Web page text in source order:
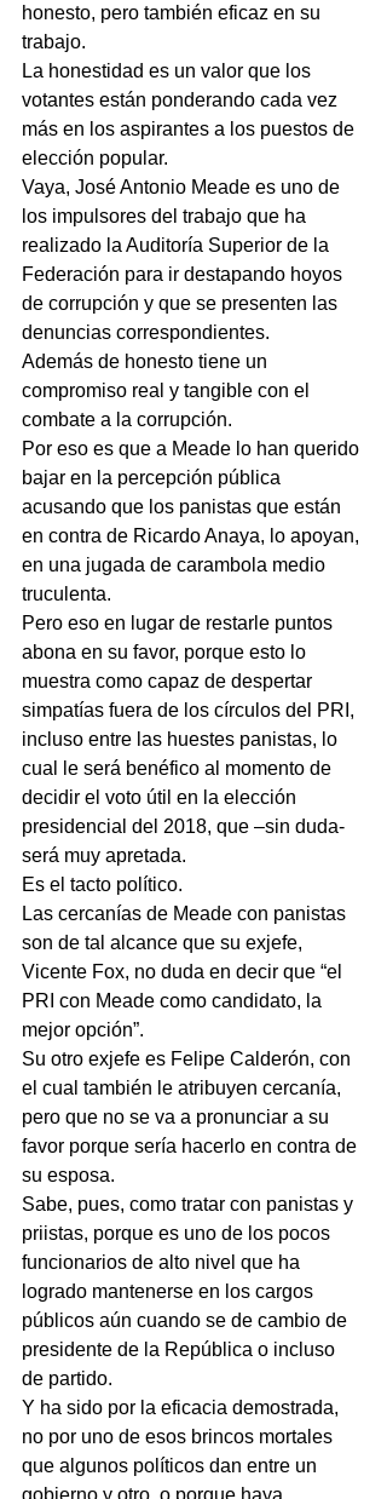
honesto, pero también eficaz en su
trabajo.
La honestidad es un valor que los
votantes están ponderando cada vez
más en los aspirantes a los puestos de
elección popular.
Vaya, José Antonio Meade es uno de
los impulsores del trabajo que ha
realizado la Auditoría Superior de la
Federación para ir destapando hoyos
de corrupción y que se presenten las
denuncias correspondientes.
Además de honesto tiene un
compromiso real y tangible con el
combate a la corrupción.
Por eso es que a Meade lo han querido
bajar en la percepción pública
acusando que los panistas que están
en contra de Ricardo Anaya, lo apoyan,
en una jugada de carambola medio
truculenta.
Pero eso en lugar de restarle puntos
abona en su favor, porque esto lo
muestra como capaz de despertar
simpatías fuera de los círculos del PRI,
incluso entre las huestes panistas, lo
cual le será benéfico al momento de
decidir el voto útil en la elección
presidencial del 2018, que –sin duda-
será muy apretada.
Es el tacto político.
Las cercanías de Meade con panistas
son de tal alcance que su exjefe,
Vicente Fox, no duda en decir que “el
PRI con Meade como candidato, la
mejor opción”.
Su otro exjefe es Felipe Calderón, con
el cual también le atribuyen cercanía,
pero que no se va a pronunciar a su
favor porque sería hacerlo en contra de
su esposa.
Sabe, pues, como tratar con panistas y
priistas, porque es uno de los pocos
funcionarios de alto nivel que ha
logrado mantenerse en los cargos
públicos aún cuando se de cambio de
presidente de la República o incluso
de partido.
Y ha sido por la eficacia demostrada,
no por uno de esos brincos mortales
que algunos políticos dan entre un
gobierno y otro, o porque haya